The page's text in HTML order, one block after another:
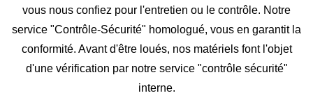
vous nous confiez pour l'entretien ou le contrôle. Notre
service "Contrôle-Sécurité" homologué, vous en garantit la
conformité. Avant d'être loués, nos matériels font l'objet
d'une vérification par notre service "contrôle sécurité"
interne.